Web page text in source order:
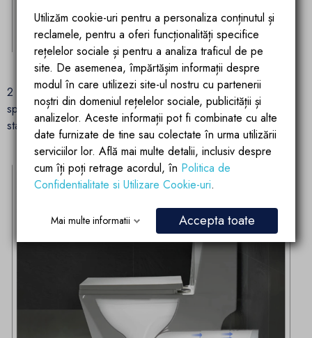
2 - in perete -in acest caz accesul se face prin partea din
spate a vasului wc conform schita acesta fiind montajul
standard din fabrica.
Utilizăm cookie-uri pentru a personaliza conținutul și
reclamele, pentru a oferi funcționalități specifice
rețelelor sociale și pentru a analiza traficul de pe
site. De asemenea, împărtășim informații despre
modul în care utilizezi site-ul nostru cu partenerii
noștri din domeniul rețelelor sociale, publicității și
analizelor. Aceste informații pot fi combinate cu alte
date furnizate de tine sau colectate în urma utilizării
serviciilor lor. Află mai multe detalii, inclusiv despre
cum îți poți retrage acordul, în Politica de
Confidentialitate si Utilizare Cookie-uri.
Mai multe informatii Accepta toate